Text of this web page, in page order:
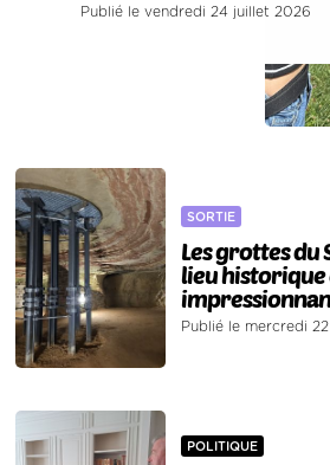
Publié le vendredi 24 juillet 2026
SORTIE
Les grottes du
lieu
Publié le mercredi
POLITIQUE